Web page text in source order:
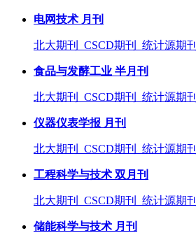
电网技术 月刊
北大期刊 CSCD期刊 统计源期刊
食品与发酵工业 半月刊
北大期刊 CSCD期刊 统计源期刊
仪器仪表学报 月刊
北大期刊 CSCD期刊 统计源期刊
工程科学与技术 双月刊
北大期刊 CSCD期刊 统计源期刊
储能科学与技术 月刊